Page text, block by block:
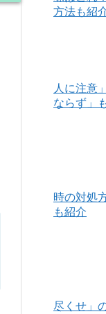
方法も紹
人に注意
ならず」
時の対処
も紹介
尽くせ」